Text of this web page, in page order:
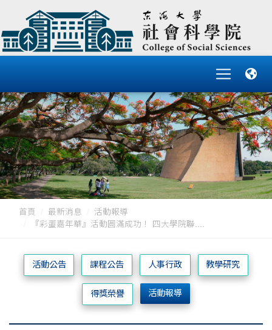
首頁 最新消息
活動報導
『彩蛋嘉年華』活動圓滿成功！ 四大學院聯....
活動公告 課程公告 人事行政 教學研究
得獎榮譽 活動報導